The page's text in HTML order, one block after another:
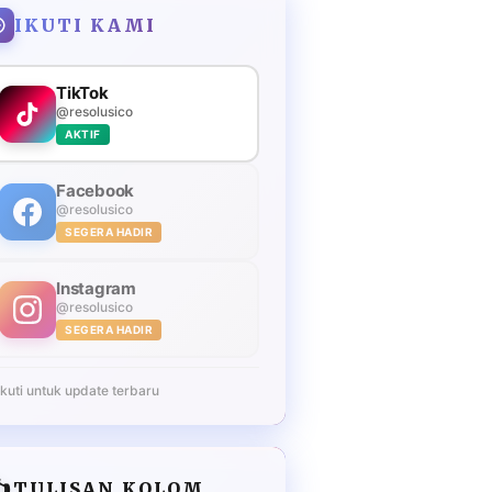
IKUTI KAMI
TikTok
@resolusico
AKTIF
Facebook
@resolusico
SEGERA HADIR
Instagram
@resolusico
SEGERA HADIR
untuk update terbaru